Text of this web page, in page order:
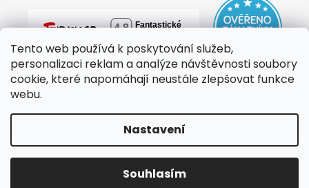
Tento web používá k poskytování služeb,
personalizaci reklam a analýze návštěvnosti soubory
cookie, které napomáhají neustále zlepšovat funkce
webu.
Nastavení
Souhlasím
Copyright 2026mylovebag. Všechna práva vyhrazena.
Upravit nastavení cookies